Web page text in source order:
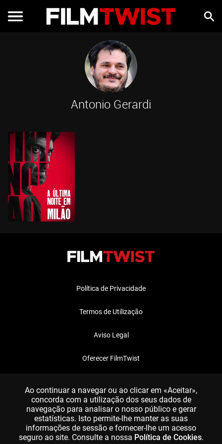
Antonio Gerardi
Política de Privacidade
Termos de Utilização
Aviso Legal
Oferecer FilmTwist
Ao continuar a navegar ou ao clicar em «Aceitar»,
concorda com a utilização dos seus dados de
navegação para analisar o nosso público e gerar
estatísticas. Isto permite-lhe manter as suas
informações de sessão e fornecer-lhe um acesso
seguro ao site. Consulte a nossa Política de Cookies.